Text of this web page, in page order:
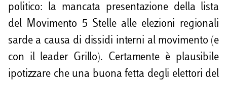
politico: la mancata presentazione della lista
del Movimento 5 Stelle alle elezioni regionali
sarde a causa di dissidi interni al movimento (e
con il leader Grillo). Certamente è plausibile
ipotizzare che una buona fetta degli elettori del